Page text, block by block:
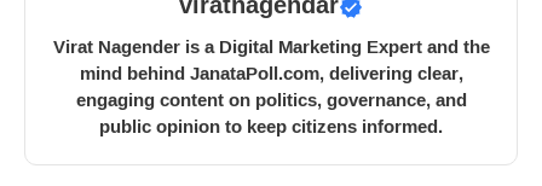
viratnagendar
Virat Nagender is a Digital Marketing Expert and the
mind behind JanataPoll.com, delivering clear,
engaging content on politics, governance, and
public opinion to keep citizens informed.